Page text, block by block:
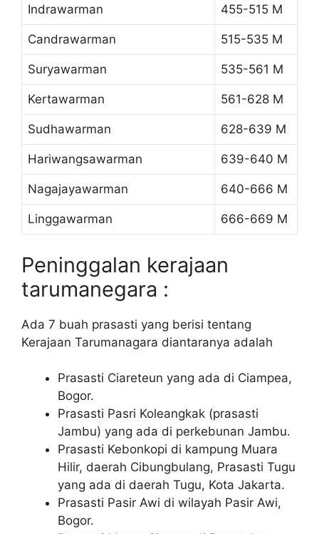
Indrawarman 455-515 M
Candrawarman 515-535 M
Suryawarman 535-561 M
Kertawarman 561-628 M
Sudhawarman 628-639 M
Hariwangsawarman 639-640 M
Nagajayawarman 640-666 M
Linggawarman 666-669 M
Peninggalan kerajaan
tarumanegara :
Ada 7 buah prasasti yang berisi tentang
Kerajaan Tarumanagara diantaranya adalah
Prasasti Ciareteun yang ada di Ciampea,
Bogor.
Prasasti Pasri Koleangkak (prasasti
Jambu) yang ada di perkebunan Jambu.
Prasasti Kebonkopi di kampung Muara
Hilir, daerah Cibungbulang, Prasasti Tugu
yang ada di daerah Tugu, Kota Jakarta.
Prasasti Pasir Awi di wilayah Pasir Awi,
Bogor.